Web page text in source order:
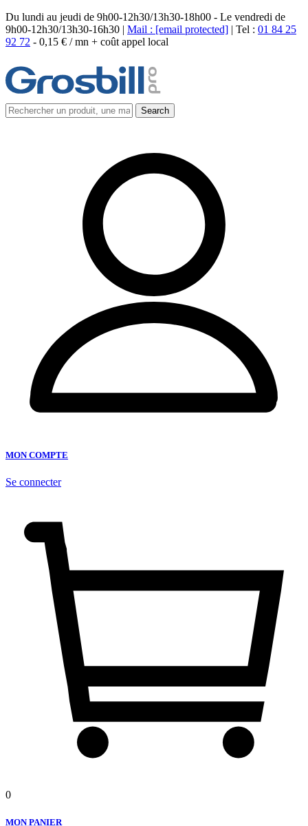
Du lundi au jeudi de 9h00-12h30/13h30-18h00 - Le vendredi de
9h00-12h30/13h30-16h30 | Mail : [email protected] | Tel : 01 84 25
92 72 - 0,15 € / mn + coût appel local
MON COMPTE
Se connecter
0
MON PANIER